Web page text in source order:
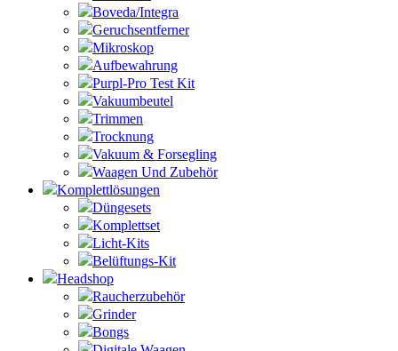
Boveda/Integra
Geruchsentferner
Mikroskop
Aufbewahrung
Purpl-Pro Test Kit
Vakuumbeutel
Trimmen
Trocknung
Vakuum & Forsegling
Waagen Und Zubehör
Komplettlösungen
Düngesets
Komplettset
Licht-Kits
Belüftungs-Kit
Headshop
Raucherzubehör
Grinder
Bongs